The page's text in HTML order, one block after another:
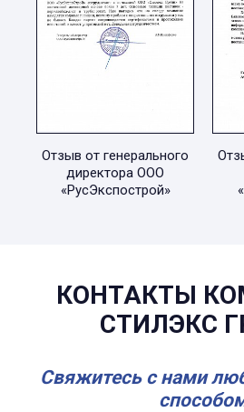
Отзыв от генерального
директора ООО
«РусЭкспострой»
КОНТАКТЫ
СТИЛЭКС
Свяжитесь с нами